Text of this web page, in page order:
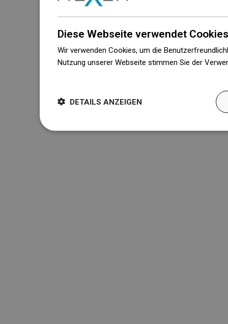
Diese Webseite verwendet
Wir verwenden Cookies, um die
Nutzung unserer Webseite stimmen Sie der
DETAILS ANZEIGEN